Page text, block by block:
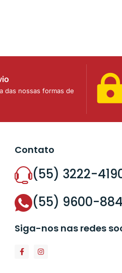
das nossas formas de
Contato
(55) 3222-
(55) 9600-
Siga-nos nas redes